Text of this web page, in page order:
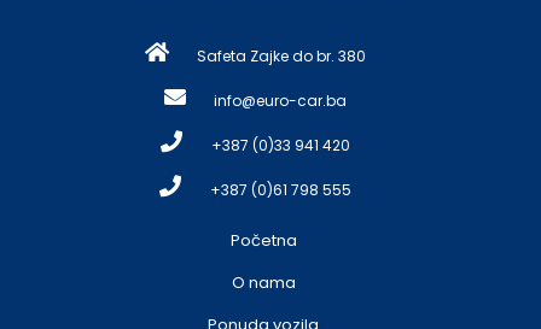
Safeta Zajke do br. 380
info@euro-car.ba
+387 (0)33 941 420
+387 (0)61 798 555
Početna
O nama